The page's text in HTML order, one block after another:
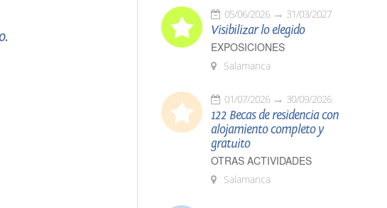
05/06/2026 31/03/2027
Visibilizar lo elegido
EXPOSICIONES
Salamanca
01/07/2026 30/09/2026
122 Becas de residencia con
alojamiento completo y
gratuito
OTRAS ACTIVIDADES
Salamanca